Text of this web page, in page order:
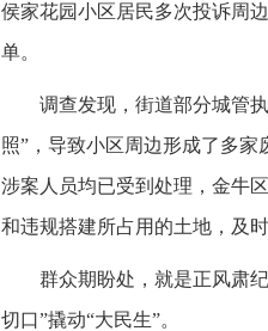
侯家花园小区居民多次投诉周
单。
调查发现，街道部分城管
照”，导致小区周边形成了多家
涉案人员均已受到处理，金牛
和违规搭建所占用的土地，及
群众期盼处，就是正风肃
切口”撬动“大民生”。